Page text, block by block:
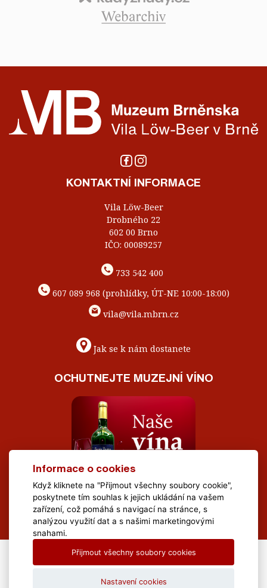
KONTAKTNÍ INFORMACE
Vila Löw-Beer
Drobného 22
602 00 Brno
IČO: 00089257
733 542 400
607 089 968 (prohlídky, ÚT-NE 10:00-18:00)
vila@vila.mbrn.cz
Jak se k nám dostanete
OCHUTNEJTE MUZEJNÍ VÍNO
All Rights Reserved Muzeum Brněnska © 2020, Webdesign by
Informace o cookies
Když kliknete na "Přijmout všechny soubory cookie",
poskytnete tím souhlas k jejich ukládání na vašem
zařízení, což pomáhá s navigací na stránce, s
analýzou využití dat a s našimi marketingovými
snahami.
Přijmout všechny soubory cookies
Nastavení cookies